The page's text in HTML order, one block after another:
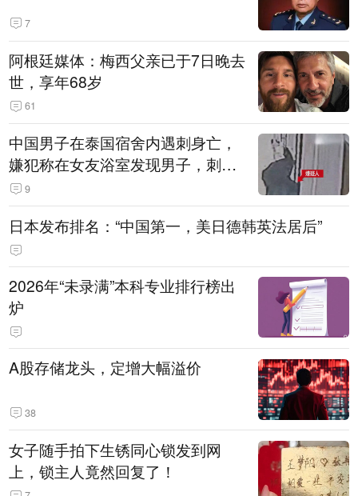
7
阿根廷媒体：梅西父亲已于7日晚去
世，享年68岁
61
中国男子在泰国宿舍内遇刺身亡，
嫌犯称在女友浴室发现男子，刺其
多刀后逃跑监控曝光
9
日本发布排名：“中国第一，美日德韩英法居后”
2026年“未录满”本科专业排行榜出
炉
A股存储龙头，定增大幅溢价
38
女子随手拍下生锈同心锁发到网
上，锁主人竟然回复了！